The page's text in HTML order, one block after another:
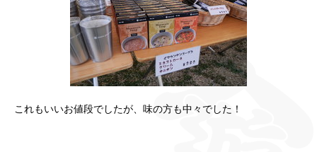
これもいいお値段でしたが、味の方も中々でした！